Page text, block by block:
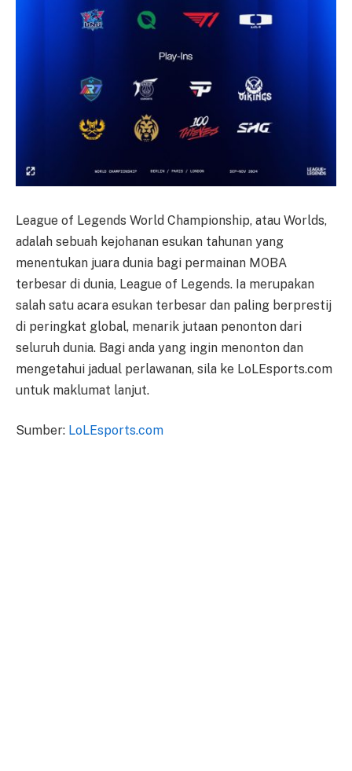
League of Legends World Championship, atau Worlds,
adalah sebuah kejohanan esukan tahunan yang
menentukan juara dunia bagi permainan MOBA
terbesar di dunia, League of Legends. Ia merupakan
salah satu acara esukan terbesar dan paling berprestij
di peringkat global, menarik jutaan penonton dari
seluruh dunia. Bagi anda yang ingin menonton dan
mengetahui jadual perlawanan, sila ke LoLEsports.com
untuk maklumat lanjut.
Sumber: LoLEsports.com